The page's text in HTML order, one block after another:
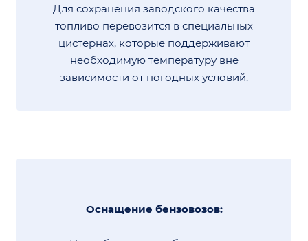
Для сохранения заводского качества
топливо перевозится в специальных
цистернах, которые поддерживают
необходимую температуру вне
зависимости от погодных условий.
Оснащение бензовозов: